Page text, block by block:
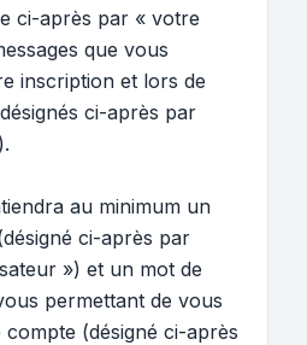
ci-après par « votre
que vous
inscription et lors de
ci-après par
au minimum un
ci-après par
») et un mot de
permettant de vous
(désigné ci-après